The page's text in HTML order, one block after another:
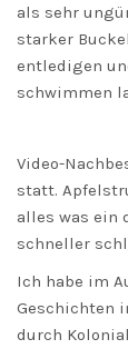
als sehr
starker
entledigen
schwimmen
Video-
statt.
alles was ein
schneller
Ich habe im
Geschichten
durch